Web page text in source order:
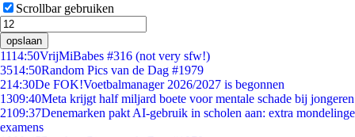
Scrollbar gebruiken
opslaan
1114:50VrijMiBabes #316 (not very sfw!)
3514:50Random Pics van de Dag #1979
214:30De FOK!Voetbalmanager 2026/2027 is begonnen
1309:40Meta krijgt half miljard boete voor mentale schade bij jongeren
2109:37Denemarken pakt AI-gebruik in scholen aan: extra mondelinge
examens